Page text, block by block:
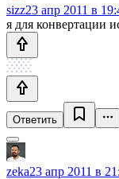
sizz23 апр 2011 в
я для конвертации
Ответить
zeka23 апр 2011 в